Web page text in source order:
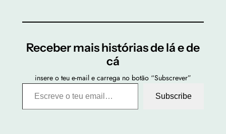
Receber mais histórias de lá e de
cá
insere o teu e-mail e carrega no botão “Subscrever”
Escreve o teu email…
Subscribe